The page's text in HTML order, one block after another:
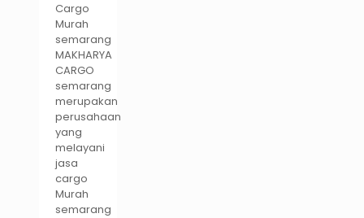
Cargo
Murah
semarang
MAKHARYA
CARGO
semarang
merupakan
perusahaan
yang
melayani
jasa
cargo
Murah
semarang